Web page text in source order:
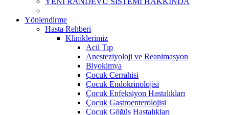
Yönlendirme
Hasta Rehberi
Kliniklerimiz
Acil Tıp
Anesteziyoloji ve Reanimasyon
Biyokimya
Çocuk Cerrahisi
Çocuk Endokrinolojisi
Çocuk Enfeksiyon Hastalıkları
Çocuk Gastroenterolojisi
Çocuk Göğüs Hastalıkları